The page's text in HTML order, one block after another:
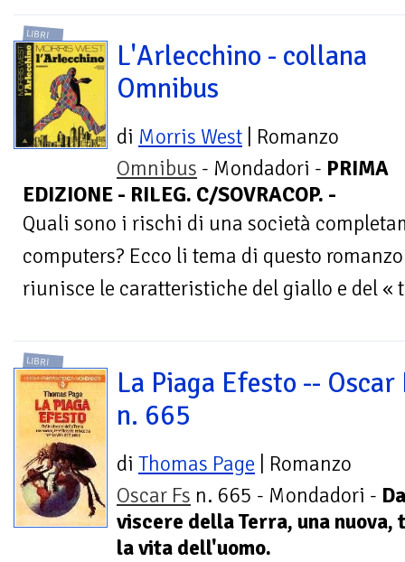
LIBRI
L'Arlecchino - collana
Omnibus
di Morris West | Romanzo
Omnibus - Mondadori - PRIMA
EDIZIONE - RILEG. C/SOVRACOP. -
Quali sono i rischi di una società
computers? Ecco li tema di questo
riunisce le caratteristiche del giallo e del «
LIBRI
La Piaga Efesto -- Oscar
n. 665
di Thomas Page | Romanzo
Oscar Fs n. 665 - Mondadori -
viscere della Terra, una
la vita dell'uomo.